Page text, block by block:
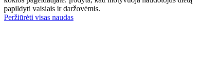
papildyti vaisiais ir daržovėmis.
Peržiūrėti visas naudas